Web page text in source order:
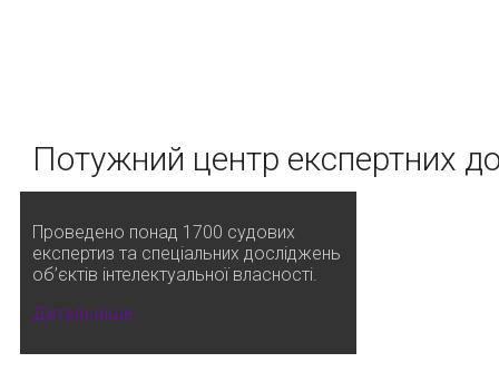
Потужний центр експертних
Проведено понад 1700 судових
експертиз та спеціальних досліджень
об’єктів інтелектуальної власності.
Детальніше